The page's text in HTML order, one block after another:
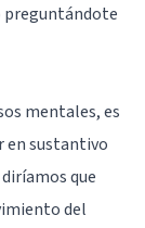
preguntándote
mentales, es
en sustantivo
que
del